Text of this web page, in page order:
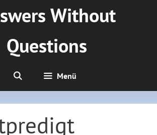
Without
Questions
Menü